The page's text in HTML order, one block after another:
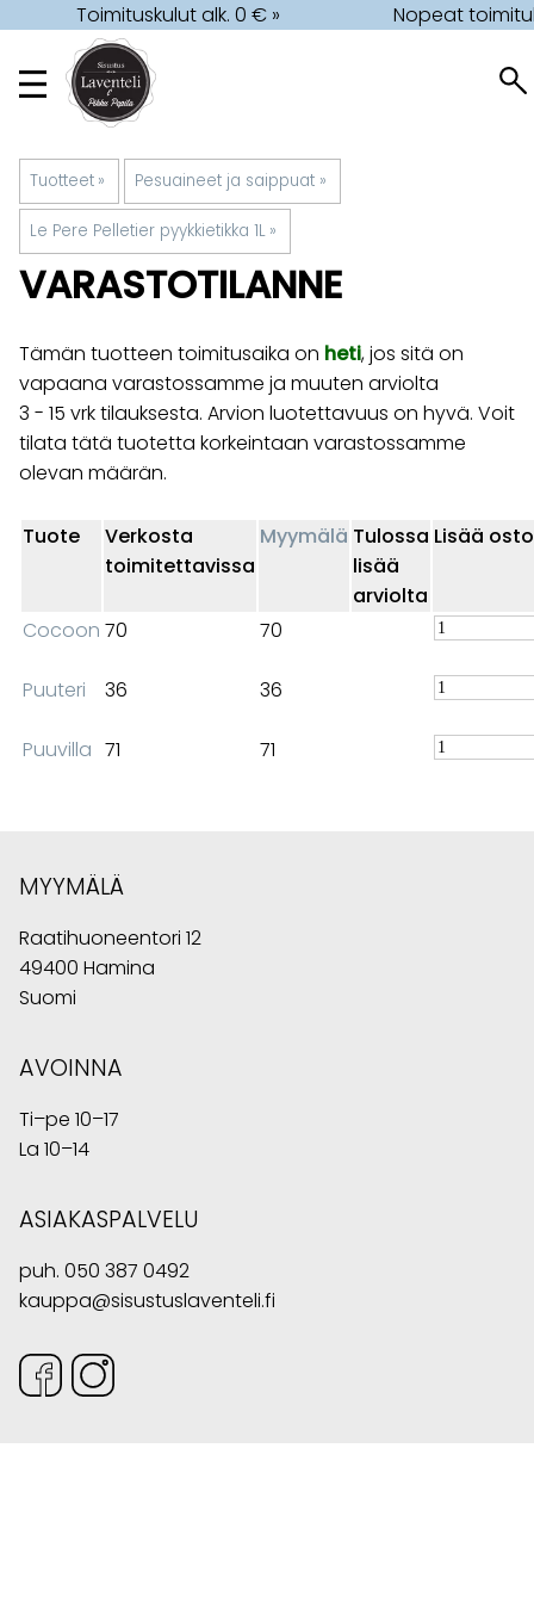
Toimituskulut alk. 0 € » Nopeat
Tuotteet ‪» Pesuaineet ja saippuat ‪»
Le Pere Pelletier pyykkietikka 1L ‪»
VARASTOTILANNE
Tämän tuotteen toimitusaika on heti, jos sitä on
vapaana varastossamme ja muuten arviolta
3 - 15 vrktilauksesta. Arvion luotettavuus on hyvä. Voit
tilata tätä tuotetta korkeintaan varastossamme
olevan määrän.
Tuote
Verkosta
toimitettavissa
Myymälä Tulossa
lisää
arviolta
Lisää
Cocoon 70 70
Puuteri 36 36
Puuvilla 71 71
MYYMÄLÄ
Raatihuoneentori 12
49400 Hamina
Suomi
AVOINNA
Ti–pe 10–17
La 10–14
ASIAKASPALVELU
puh. 050 387 0492
kauppa@sisustuslaventeli.fi